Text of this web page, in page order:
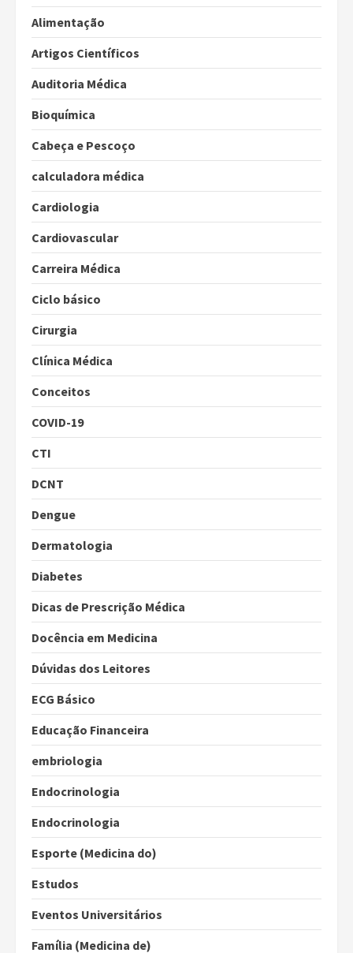
Alimentação
Artigos Científicos
Auditoria Médica
Bioquímica
Cabeça e Pescoço
calculadora médica
Cardiologia
Cardiovascular
Carreira Médica
Ciclo básico
Cirurgia
Clínica Médica
Conceitos
COVID-19
CTI
DCNT
Dengue
Dermatologia
Diabetes
Dicas de Prescrição Médica
Docência em Medicina
Dúvidas dos Leitores
ECG Básico
Educação Financeira
embriologia
Endocrinologia
Endocrinologia
Esporte (Medicina do)
Estudos
Eventos Universitários
Família (Medicina de)